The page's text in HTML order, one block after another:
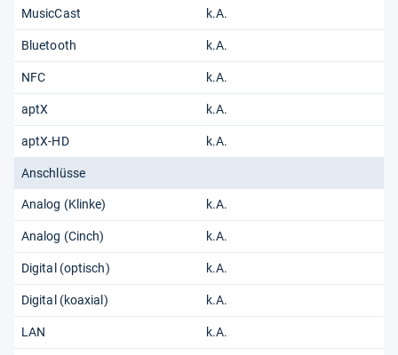
MusicCast k.A.
Bluetooth k.A.
NFC k.A.
aptX k.A.
aptX-HD k.A.
Anschlüsse
Analog (Klinke) k.A.
Analog (Cinch) k.A.
Digital (optisch) k.A.
Digital (koaxial) k.A.
LAN k.A.